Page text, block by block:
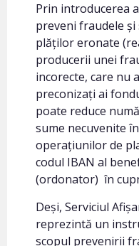
Prin introducerea
preveni fraudele
plăților eronate
producerii unei
incorecte, care nu
preconizați ai
poate reduce
sume necuvenite
operațiunilor de
codul IBAN al
(ordonator) în
Deși, Serviciul
reprezintă un
scopul prevenirii